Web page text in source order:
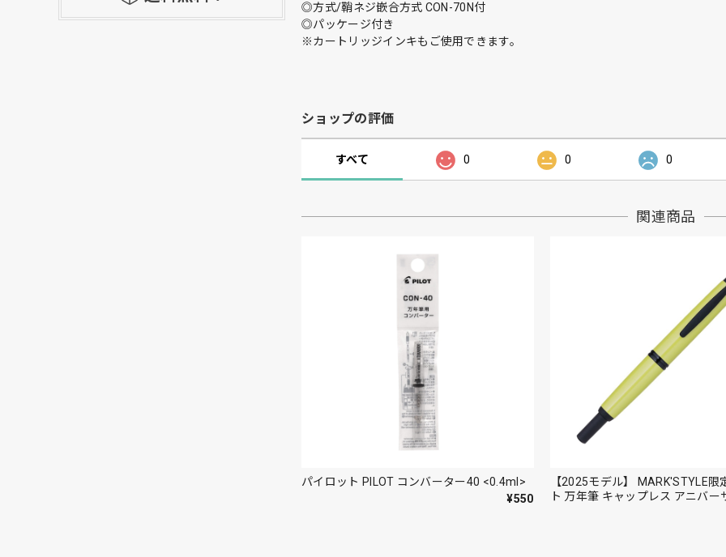
◎方式/鞘ネジ嵌合方式 CON-70N付
◎パッケージ付き
※カートリッジインキもご使用できます。
ショップの評価
すべて 0 0 0
関連商品
パイロット PILOT コンバーター40 <0.4ml>
¥550
【2025モデル】 MARK'STYLE限
ト 万年筆 キャップレス アニバー